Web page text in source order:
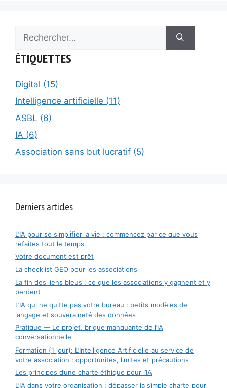
ÉTIQUETTES
Digital (15)
Intelligence artificielle (11)
ASBL (6)
IA (6)
Association sans but lucratif (5)
Derniers articles
L’IA pour se simplifier la vie : commencez par ce que vous
refaites tout le temps
Votre document est prêt
La checklist GEO pour les associations
La fin des liens bleus : ce que les associations y gagnent et y
perdent
L’IA qui ne quitte pas votre bureau : petits modèles de
langage et souveraineté des données
Pratique — Le projet, brique manquante de l’IA
conversationnelle
Formation (1 jour): L’Intelligence Artificielle au service de
votre association : opportunités, limites et précautions
Les principes d’une charte éthique pour l’IA
L’IA dans votre organisation : dépasser la simple charte pour